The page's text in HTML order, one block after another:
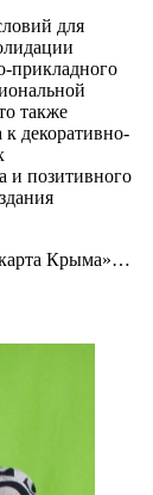
для
прикладного
также
декоративно-
и позитивного
карта Крыма»…